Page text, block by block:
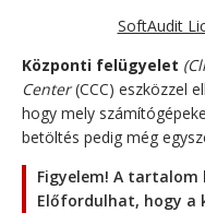
SoftAudit
Központi felügyelet
Center(CCC) eszközzel
hogy mely
betöltés pedig még
Figyelem! A tartalom
Előfordulhat, hogy a